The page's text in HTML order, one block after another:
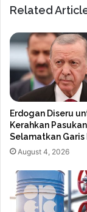
Related
Erdogan Diseru
Kerahkan Pasukan
Selamatkan Garis
August 4, 2026